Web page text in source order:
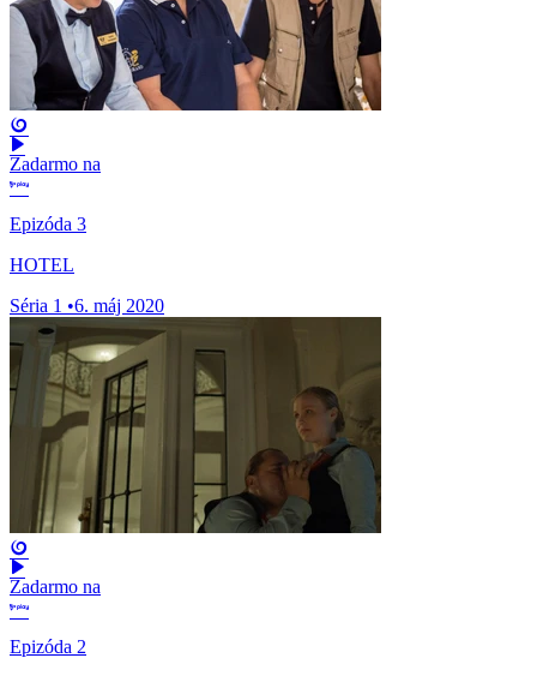
Zadarmo na
Epizóda 3
HOTEL
Séria 1 •6. máj 2020
Zadarmo na
Epizóda 2